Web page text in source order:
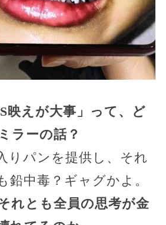
映えが大事」って、ど
ラーの話？
りパンを提供し、それ
鉛中毒？ギャグかよ。
れとも全員の思考が金